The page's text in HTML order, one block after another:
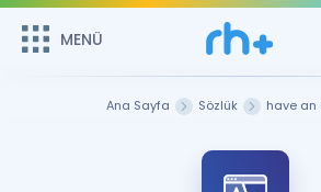
MENÜ
Sepetin Şu An
MENÜ
Ana Sayfa Sözlük have an